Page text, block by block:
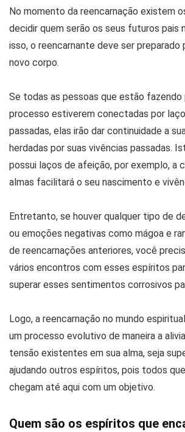
No momento da reencarnação existem
decidir quem serão os seus futuros pais
isso, o reencarnante deve ser preparado
novo corpo.
Se todas as pessoas que estão
processo estiverem conectadas por
passadas, elas irão dar continuidade a
herdadas por suas vivências passadas.
possui laços de afeição, por exemplo, a
almas facilitará o seu nascimento e
Entretanto, se houver qualquer tipo de
ou emoções negativas como mágoa e
de reencarnações anteriores, você
vários encontros com esses espíritos
superar esses sentimentos corrosivos
Logo, a reencarnação no mundo
um processo evolutivo de maneira a
tensão existentes em sua alma, seja
ajudando outros espíritos, pois todos
chegam até aqui com um objetivo.
Quem são os espíritos que